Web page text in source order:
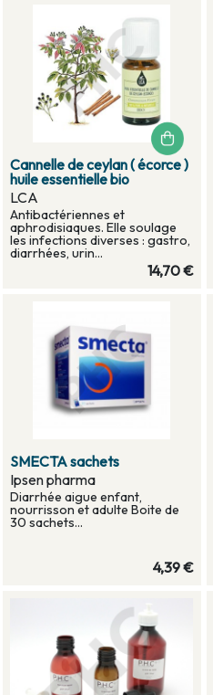
Cannelle de ceylan ( écorce )
huile essentielle bio
LCA
Antibactériennes et
aphrodisiaques. Elle soulage
les infections diverses : gastro,
diarrhées, urin...
14,70 €
SMECTA sachets
Ipsen pharma
Diarrhée aigue enfant,
nourrisson et adulte Boite de
30 sachets...
4,39 €